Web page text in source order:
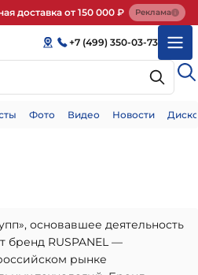
доставка от 150 000 ₽ Реклама
+7 (499) 350-03-73
Фото Видео Новости
основавшее деятельность
бренд RUSPANEL —
рынке